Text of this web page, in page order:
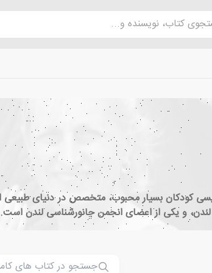
کتاب، نویسنده و...
و یکی از اعضای انجمن جانورشناسی لندن است.